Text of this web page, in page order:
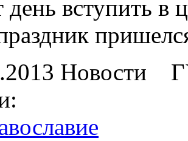
день вступить
Новости